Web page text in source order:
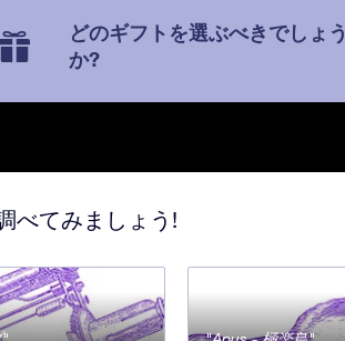
どのギフトを選ぶべきでしょう
か?
べてみましょう!